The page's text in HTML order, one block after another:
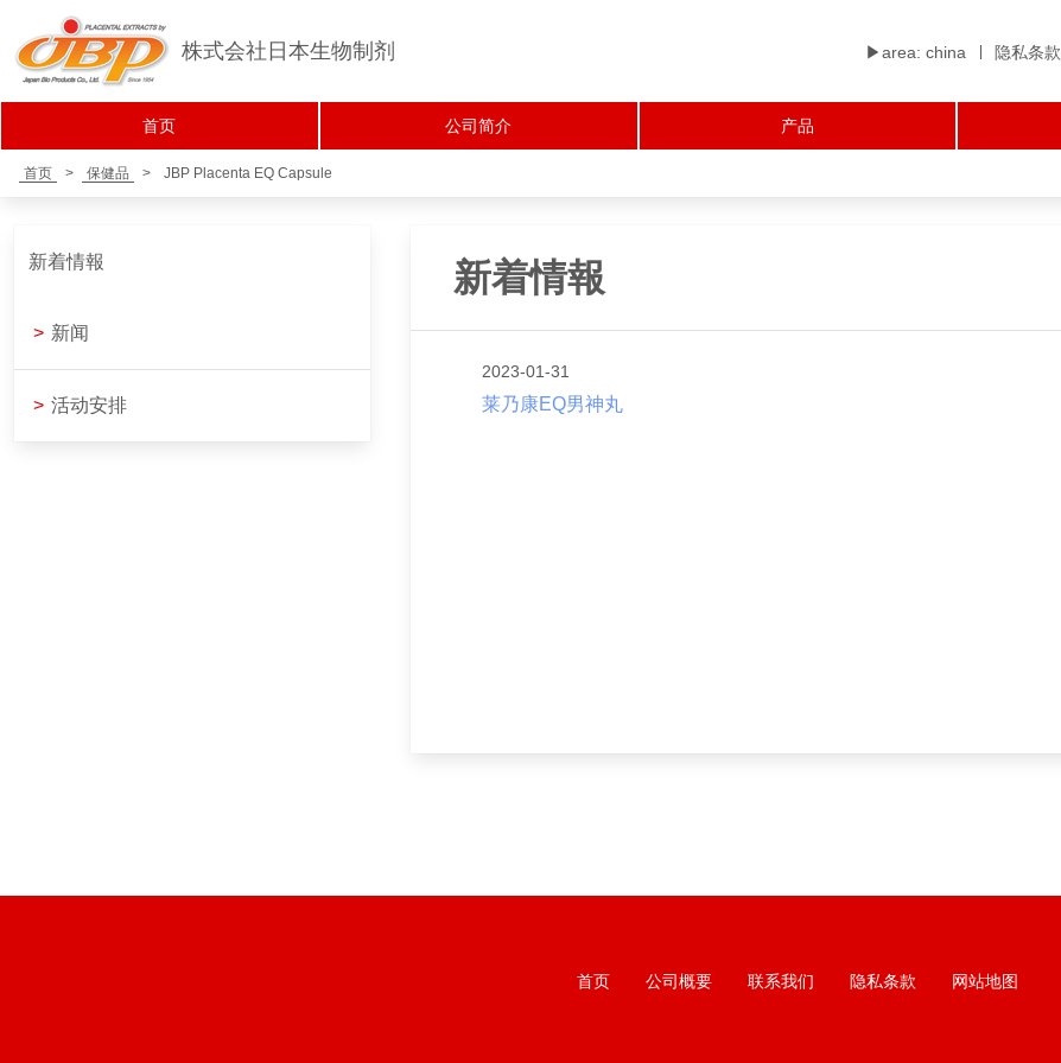
株式会社日本生物制剂 ▶︎area: china 隐私条款
首页 公司简介 产品
首页 > 保健品 > JBP Placenta EQ Capsule
新着情報
2023-01-31
莱乃康EQ男神丸
新着情報
> 新闻
> 活动安排
首页 公司概要 联系我们 隐私条款 网站地图